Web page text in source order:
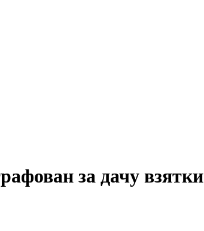
за дачу взятки